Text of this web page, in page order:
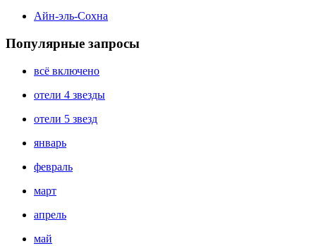
Айн-эль-Сохна
Популярные запросы
всё включено
отели 4 звезды
отели 5 звезд
январь
февраль
март
апрель
май